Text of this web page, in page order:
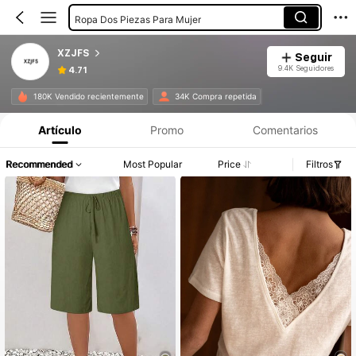
Ropa Dos Piezas Para Mujer
XZJFS
4.71
Seguir
9.4K Seguidores
180K Vendido recientemente 34K Compra repetida
Artículo Promo Comentarios
Recommended Most Popular Price Filtros